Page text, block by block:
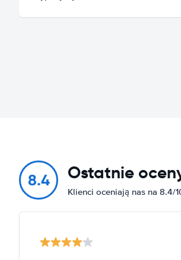
8.4 Ostatnie
Klienci oceniają nas na 8.4/